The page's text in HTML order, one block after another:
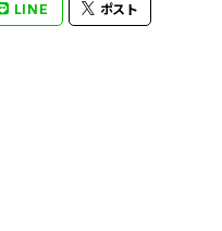
LINE ポスト